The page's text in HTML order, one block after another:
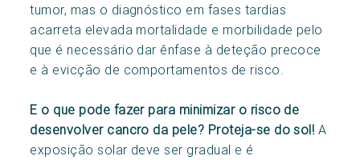
tumor, mas o diagnóstico em fases tardias
acarreta elevada mortalidade e morbilidade pelo
que é necessário dar ênfase à deteção precoce
e à evicção de comportamentos de risco.
E o que pode fazer para minimizar o risco de
desenvolver cancro da pele? Proteja-se do sol! A
exposição solar deve ser gradual e é